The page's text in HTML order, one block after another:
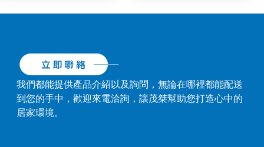
我們都能提供產品介紹以及詢問，無論在哪裡都能配送
到您的手中，歡迎來電洽詢，讓茂桀幫助您打造心中的
居家環境。